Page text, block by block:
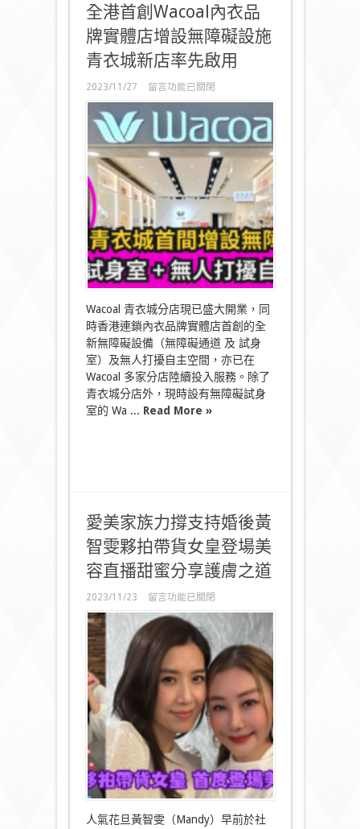
視
的
人〉
中
全港首創Wacoal內衣品
牌實體店增設無障礙設施
青衣城新店率先啟用
2023/11/27
在
〈全
港
創
Wacoal
品
牌
實
體
店
增
設
無
障
礙
設
施
青
衣
城
新
店
留言功能已關閉
Wacoal 青衣城分店現已盛大開業，同
時香港連鎖內衣品牌實體店首創的全
新無障礙設備（無障礙通道 及 試身
室）及無人打擾自主空間，亦已在
Wacoal 多家分店陸續投入服務。除了
青衣城分店外，現時設有無障礙試身
室的 Wa ... Read More »
愛美家族力撐支持婚後黃
智雯夥拍帶貨女皇登場美
容直播甜蜜分享護膚之道
2023/11/23
在
〈愛
美
族
持
後
黃
智
雯
夥
拍
帶
留言功能已關閉
人氣花旦黃智雯（Mandy）早前於社